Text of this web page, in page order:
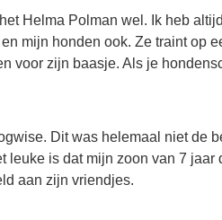
Helma Polman wel. Ik heb
mijn honden ook. Ze traint op
voor zijn baasje. Als je
Dit was helemaal niet de
leuke is dat mijn zoon van 7 jaar
aan zijn vriendjes.